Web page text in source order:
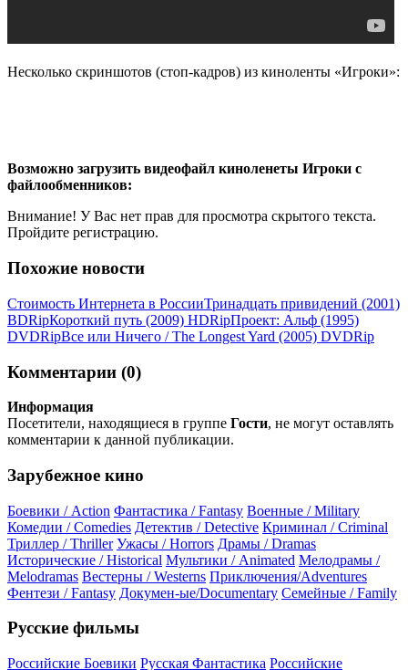
Несколько скриншотов (стоп-кадров) из киноленты «Игроки»:
Возможно загрузить видеофайл киноленеты Игроки с
файлообменников:
Внимание! У Вас нет прав для просмотра скрытого текста.
Пройдите регистрацию.
Похожие новости
Стоимость Интернета в РоссииТринадцать привидений (2001)
ВDRірКороткий путь (2009) НDRірПроект: Альф (1995)
DVDRірВсе или Ничего / The Longest Yard (2005) DVDRір
Комментарии (0)
Информация
Посетители, находящиеся в группе Гости, не могут оставлять
комментарии к данной публикации.
Зарубежное кино
Боевики / Action Фантастика / Fantasy Военные / Military
Комедии / Comedies Детектив / Detective Криминал / Criminal
Триллер / Thriller Ужасы / Horrors Драмы / Dramas
Исторические / Historical Мультики / Animated Мелодрамы /
Melodramas Вестерны / Westerns Приключения/Adventures
Фентези / Fantasy Докумен-ые/Documentary Семейные / Family
Русские фильмы
Российские Боевики Русская Фантастика Российские